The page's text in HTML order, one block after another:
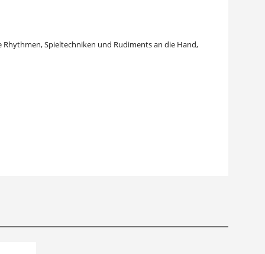
Spieltechniken und Rudiments an die Hand,